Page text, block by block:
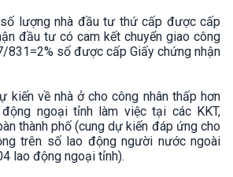
lượng nhà đầu tư thứ cấp được cấp
đầu tư có cam kết chuyển giao công
831=2% số được cấp Giấy chứng nhận
kiến về nhà ở cho công nhân thấp hơn
ngoại tỉnh làm việc tại các KKT,
thành phố (cung dự kiến đáp ứng cho
trên số lao động người nước ngoài
lao động ngoại tỉnh).